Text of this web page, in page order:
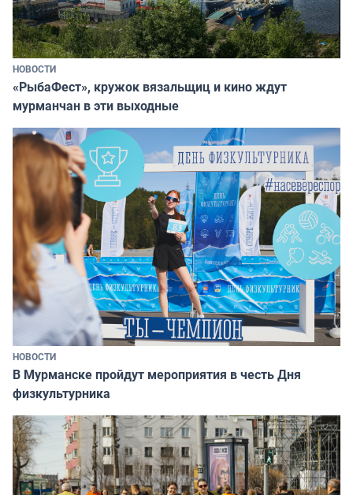
НОВОСТИ
«РыбаФест», кружок вязальщиц и кино ждут
мурманчан в эти выходные
НОВОСТИ
В Мурманске пройдут мероприятия в честь Дня
физкультурника